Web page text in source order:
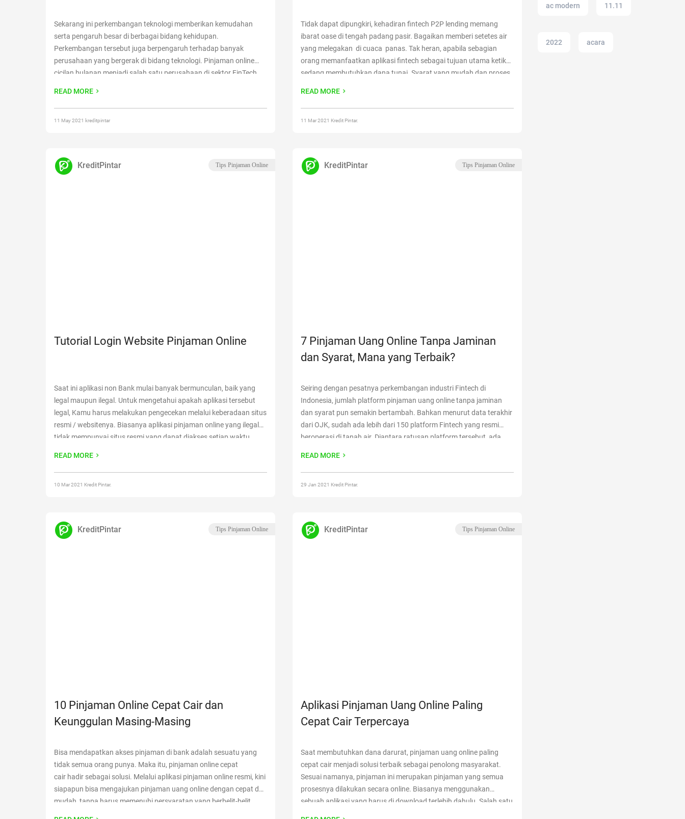
Sekarang ini perkembangan teknologi memberikan kemudahan
serta pengaruh besar di berbagai bidang kehidupan.
Perkembangan tersebut juga berpengaruh terhadap banyak
perusahaan yang bergerak di bidang teknologi. Pinjaman online
cicilan bulanan menjadi salah satu perusahaan di sektor FinTech
memberikan pilihan pinjaman tanpaContinue reading“Simak 3
Keuntungan dari Pinjaman Online Cicilan Bulanan”
READ MORE
11 May 2021 kreditpintar
Tidak dapat dipungkiri, kehadiran fintech P2P lending memang
ibarat oase di tengah padang pasir. Bagaikan memberi setetes air
yang melegakan di cuaca panas. Tak heran, apabila sebagian
orang memanfaatkan aplikasi fintech sebagai tujuan utama ketika
sedang membutuhkan dana tunai. Syarat yang mudah dan proses
Cara Daftar di Aplikasi Pinjaman Online [Kredit Pintar, Kredivo,
Singa Fintech, Rupiah Cepat]”
READ MORE
11 Mar 2021 Kredit Pintar.
KreditPintar Tips Pinjaman Online
Tutorial Login Website Pinjaman Online
Saat ini aplikasi non Bank mulai banyak bermunculan, baik yang
legal maupun ilegal. Untuk mengetahui apakah aplikasi tersebut
legal, Kamu harus melakukan pengecekan melalui keberadaan situs
resmi / websitenya. Biasanya aplikasi pinjaman online yang ilegal
tidak mempunyai situs resmi yang dapat diakses setiap waktu.
Pinjaman Online”
READ MORE
10 Mar 2021 Kredit Pintar.
KreditPintar Tips Pinjaman Online
7 Pinjaman Uang Online Tanpa Jaminan
dan Syarat, Mana yang Terbaik?
Seiring dengan pesatnya perkembangan industri Fintech di
Indonesia, jumlah platform pinjaman uang online tanpa jaminan
dan syarat pun semakin bertambah. Bahkan menurut data terakhir
dari OJK, sudah ada lebih dari 150 platform Fintech yang resmi
beroperasi di tanah air. Diantara ratusan platform tersebut, ada
Uang Online Tanpa Jaminan dan Syarat, Mana yang Terbaik?”
READ MORE
29 Jan 2021 Kredit Pintar.
KreditPintar Tips Pinjaman Online
10 Pinjaman Online Cepat Cair dan
Keunggulan Masing-Masing
Bisa mendapatkan akses pinjaman di bank adalah sesuatu yang
tidak semua orang punya. Maka itu, pinjaman online cepat
cair hadir sebagai solusi. Melalui aplikasi pinjaman online resmi, kini
siapapun bisa mengajukan pinjaman uang online dengan cepat dan
mudah, tanpa harus memenuhi persyaratan yang berbelit-belit
KreditPintar Tips Pinjaman Online
Aplikasi Pinjaman Uang Online Paling
Cepat Cair Terpercaya
Saat membutuhkan dana darurat, pinjaman uang online paling
cepat cair menjadi solusi terbaik sebagai penolong masyarakat.
Sesuai namanya, pinjaman ini merupakan pinjaman yang semua
prosesnya dilakukan secara online. Biasanya menggunakan
sebuah aplikasi yang harus di download terlebih dahulu. Salah satu
ac modern 11.11
2022 acara